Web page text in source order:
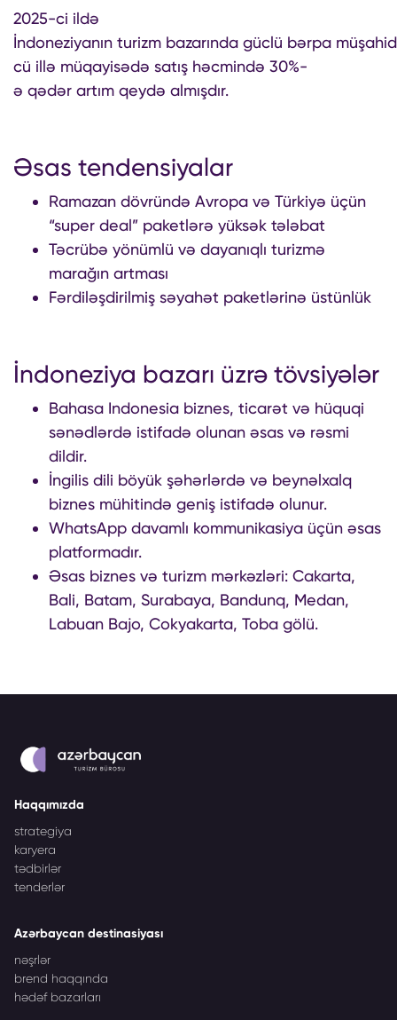
2025-ci ildə
İndoneziyanın turizm bazarında güclü bərpa
cü illə müqayisədə satış həcmində 30%-
ə qədər artım qeydə almışdır.
Əsas tendensiyalar
Ramazan dövründə Avropa və Türkiyə üçün
“super deal” paketlərə yüksək tələbat
Təcrübə yönümlü və dayanıqlı turizmə
marağın artması
Fərdiləşdirilmiş səyahət paketlərinə üstünlük
İndoneziya bazarı üzrə tövsiyələr
Bahasa Indonesia biznes, ticarət və hüquqi
sənədlərdə istifadə olunan əsas və rəsmi
dildir.
İngilis dili böyük şəhərlərdə və beynəlxalq
biznes mühitində geniş istifadə olunur.
WhatsApp davamlı kommunikasiya üçün əsas
platformadır.
Əsas biznes və turizm mərkəzləri: Cakarta,
Bali, Batam, Surabaya, Bandunq, Medan,
Labuan Bajo, Cokyakarta, Toba gölü.
Haqqımızda
strategiya
karyera
tədbirlər
tenderlər
Azərbaycan destinasiyası
nəşrlər
brend haqqında
hədəf bazarları